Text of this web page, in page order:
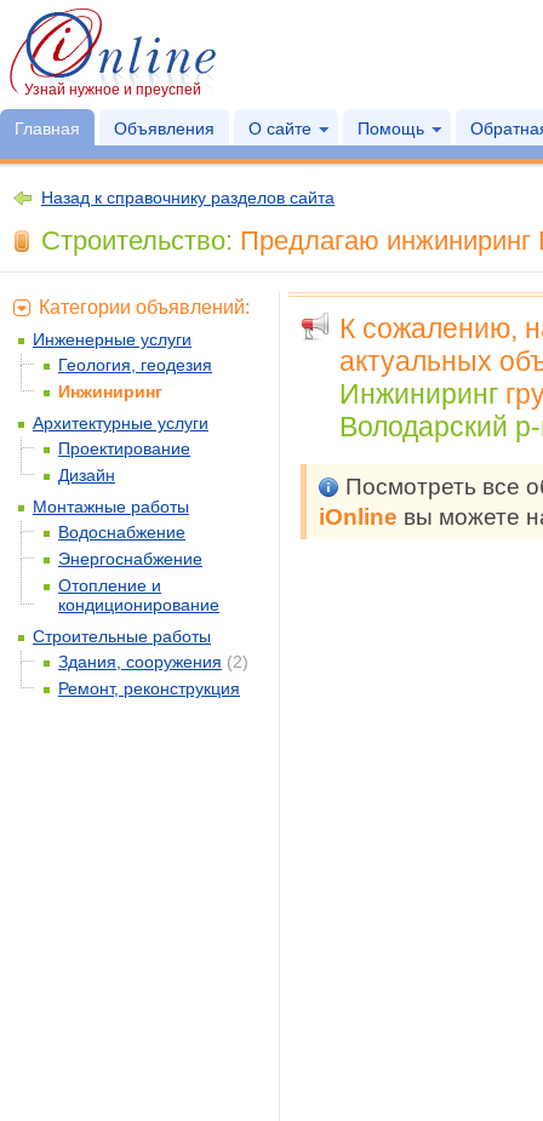
Узнай нужное и преуспей
Главная Объявления О сайте Помощь
Назад к справочнику разделов сайта
Строительство: Предлагаю инжиниринг
К сожалению,
актуальных
Инжиниринг
Володарский
Посмотреть все
iOnline вы можете
Категории объявлений:
Инженерные услуги
Геология, геодезия
Инжиниринг
Архитектурные услуги
Проектирование
Дизайн
Монтажные работы
Водоснабжение
Энергоснабжение
Отопление и
кондиционирование
Строительные работы
Здания, сооружения (2)
Ремонт, реконструкция